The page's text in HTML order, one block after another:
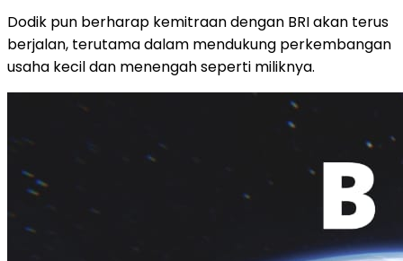
Dodik pun berharap kemitraan dengan BRI akan terus
berjalan, terutama dalam mendukung perkembangan
usaha kecil dan menengah seperti miliknya.